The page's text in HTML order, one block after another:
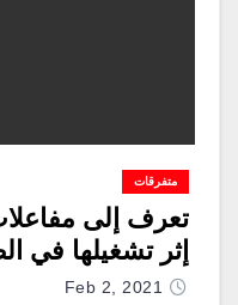
متفرقات
تعرف إلى
إثر تشغيلها في
Feb 2, 2021